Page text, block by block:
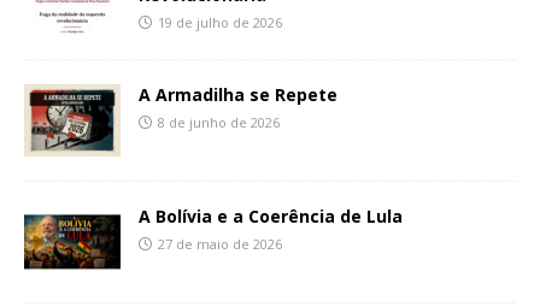
19 de julho de 2026
A Armadilha se Repete
8 de junho de 2026
A Bolívia e a Coerência de Lula
27 de maio de 2026